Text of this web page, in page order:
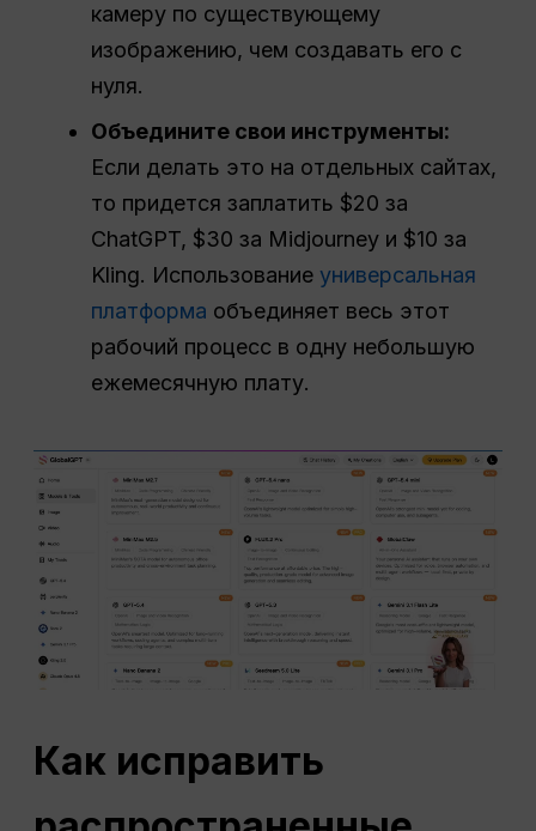
камеру по существующему
изображению, чем создавать его с
нуля.
Объедините свои инструменты:
Если делать это на отдельных сайтах,
то придется заплатить $20 за
ChatGPT, $30 за Midjourney и $10 за
Kling. Использованиеуниверсальная
платформа объединяет весь этот
рабочий процесс в одну небольшую
ежемесячную плату.
Как исправить